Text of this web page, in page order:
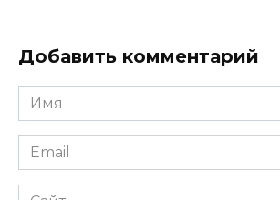
Добавить комментарий
Имя
*
Email
*
Сайт